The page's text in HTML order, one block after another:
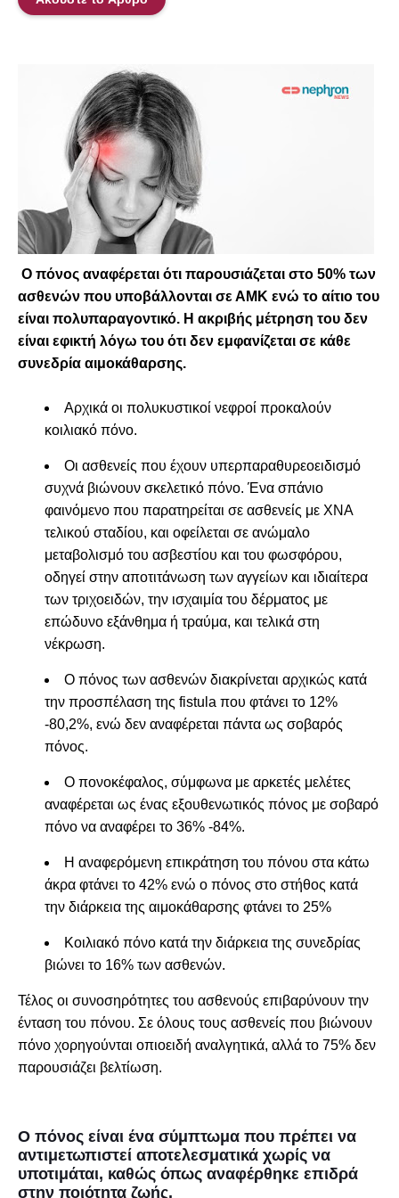
Ο πόνος αναφέρεται ότι παρουσιάζεται στο 50% των
ασθενών που υποβάλλονται σε ΑΜΚ ενώ το αίτιο του
είναι πολυπαραγοντικό. Η ακριβής μέτρηση του δεν
είναι εφικτή λόγω του ότι δεν εμφανίζεται σε κάθε
συνεδρία αιμοκάθαρσης.
Αρχικά οι πολυκυστικοί νεφροί προκαλούν
κοιλιακό πόνο.
Οι ασθενείς που έχουν υπερπαραθυρεοειδισμό
συχνά βιώνουν σκελετικό πόνο. Ένα σπάνιο
φαινόμενο που παρατηρείται σε ασθενείς με ΧΝΑ
τελικού σταδίου, και οφείλεται σε ανώμαλο
μεταβολισμό του ασβεστίου και του φωσφόρου,
οδηγεί στην αποτιτάνωση των αγγείων και ιδιαίτερα
των τριχοειδών, την ισχαιμία του δέρματος με
επώδυνο εξάνθημα ή τραύμα, και τελικά στη
νέκρωση.
Ο πόνος των ασθενών διακρίνεται αρχικώς κατά
την προσπέλαση της fistula που φτάνει το 12%
-80,2%, ενώ δεν αναφέρεται πάντα ως σοβαρός
πόνος.
Ο πονοκέφαλος, σύμφωνα με αρκετές μελέτες
αναφέρεται ως ένας εξουθενωτικός πόνος με σοβαρό
πόνο να αναφέρει το 36% -84%.
Η αναφερόμενη επικράτηση του πόνου στα κάτω
άκρα φτάνει το 42% ενώ ο πόνος στο στήθος κατά
την διάρκεια της αιμοκάθαρσης φτάνει το 25%
Κοιλιακό πόνο κατά την διάρκεια της συνεδρίας
βιώνει το 16% των ασθενών.
Τέλος οι συνοσηρότητες του ασθενούς επιβαρύνουν την
ένταση του πόνου. Σε όλους τους ασθενείς που βιώνουν
πόνο χορηγούνται οπιοειδή αναλγητικά, αλλά το 75% δεν
παρουσιάζει βελτίωση.
Ο πόνος είναι ένα σύμπτωμα που πρέπει να
αντιμετωπιστεί αποτελεσματικά χωρίς να
υποτιμάται, καθώς όπως αναφέρθηκε επιδρά
στην ποιότητα ζωής.